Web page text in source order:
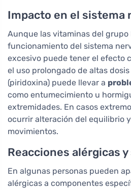
Impacto en el sistema
Aunque las vitaminas del
funcionamiento del sistema
excesivo puede tener el efecto
el uso prolongado de altas
(piridoxina) puede llevar a
como entumecimiento u
extremidades. En casos
ocurrir alteración del equilibrio
movimientos.
Reacciones alérgicas
En algunas personas pueden
alérgicas a componentes